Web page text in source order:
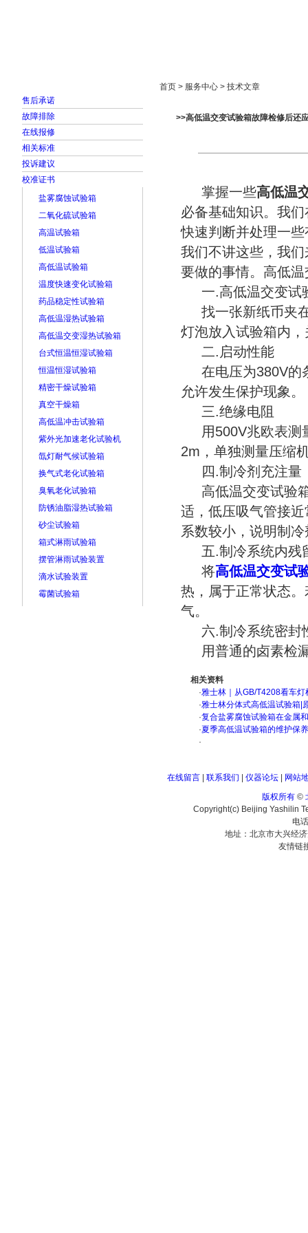
售后承诺
故障排除
在线报修
相关标准
投诉建议
校准证书
盐雾腐蚀试验箱
二氧化硫试验箱
高温试验箱
低温试验箱
高低温试验箱
温度快速变化试验箱
药品稳定性试验箱
高低温湿热试验箱
高低温交变湿热试验箱
台式恒温恒湿试验箱
恒温恒湿试验箱
精密干燥试验箱
真空干燥箱
高低温冲击试验箱
紫外光加速老化试验机
氙灯耐气候试验箱
换气式老化试验箱
臭氧老化试验箱
防锈油脂湿热试验箱
砂尘试验箱
箱式淋雨试验箱
摆管淋雨试验装置
滴水试验装置
霉菌试验箱
首页 > 服务中心 > 技术文章
>>高低温交变试验箱故障检修后还
掌握一些高低温
必备基础知识。我
快速判断并处理一
我们不讲这些，我
要做的事情。高低
一.高低温交变试
找一张新纸币夹在
灯泡放入试验箱内
二.启动性能
在电压为380V的
允许发生保护现象。
三.绝缘电阻
用500V兆欧表测
2m，单独测量压缩
四.制冷剂充注量
高低温交变试验箱
适，低压吸气管接
系数较小，说明制
五.制冷系统内残
将高低温交变试
热，属于正常状态
气。
六.制冷系统密封
用普通的卤素检漏
相关资料
·雅士林｜从GB/T4208看车
·雅士林分体式高低温试验箱|
·复合盐雾腐蚀试验箱在金属
·夏季高低温试验箱的维护保
·
在线留言| 联系我们 仪器论坛|
网站
版权所有©
Copyright(c) Beijing Yashilin
电
地址：北京市大兴经
友情链